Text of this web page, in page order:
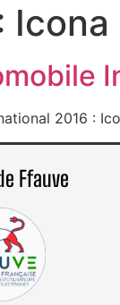
Icona
2016 :
Ffauve